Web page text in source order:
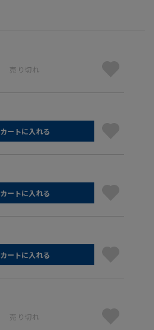
売り切れ
カートに入れる
カートに入れる
カートに入れる
売り切れ